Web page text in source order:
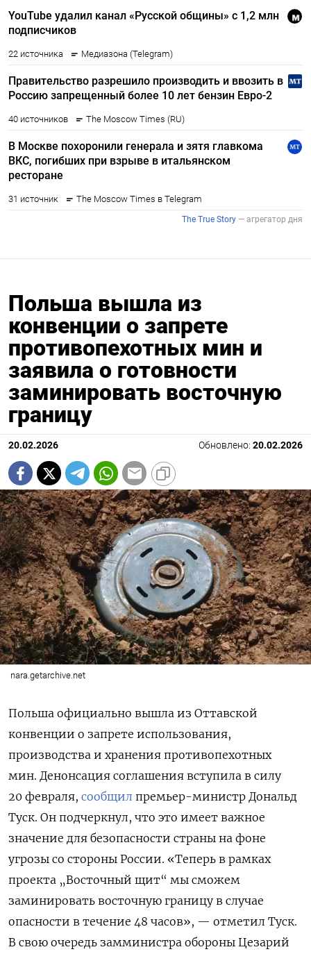
Польша вышла из
конвенции о запрете
противопехотных мин и
заявила о готовности
заминировать восточную
границу
20.02.2026 Обновлено: 20.02.2026
nara.getarchive.net
Польша официально вышла из Оттавской
конвенции о запрете использования,
производства и хранения противопехотных
мин. Денонсация соглашения вступила в силу
20 февраля, сообщил премьер-министр Дональд
Туск. Он подчеркнул, что это имеет важное
значение для безопасности страны на фоне
угрозы со стороны России. «Теперь в рамках
проекта „Восточный щит“ мы сможем
заминировать восточную границу в случае
опасности в течение 48 часов», — отметил Туск.
В свою очередь замминистра обороны Цезарий